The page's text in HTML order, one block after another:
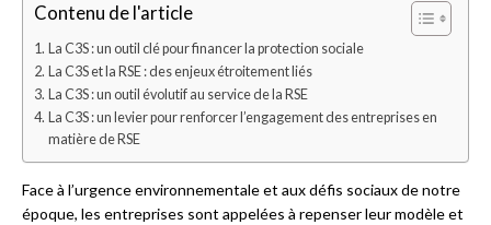
Contenu de l'article
La C3S : un outil clé pour financer la protection sociale
La C3S et la RSE : des enjeux étroitement liés
La C3S : un outil évolutif au service de la RSE
La C3S : un levier pour renforcer l’engagement des entreprises en
matière de RSE
Face à l’urgence environnementale et aux défis sociaux de notre
époque, les entreprises sont appelées à repenser leur modèle et